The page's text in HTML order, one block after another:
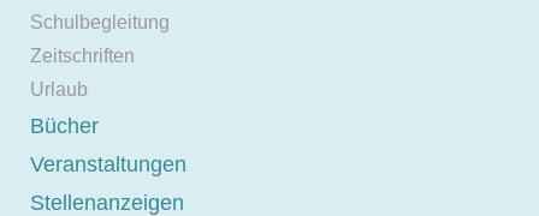
Schulbegleitung
Zeitschriften
Urlaub
Bücher
Veranstaltungen
Stellenanzeigen